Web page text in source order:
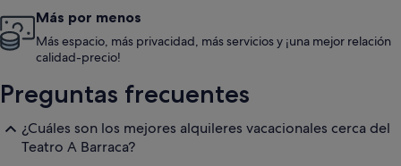
Más por menos
Más espacio, más privacidad, más servicios y ¡una mejor relación
calidad-precio!
Preguntas frecuentes
¿Cuáles son los mejores alquileres vacacionales cerca del
Teatro A Barraca?